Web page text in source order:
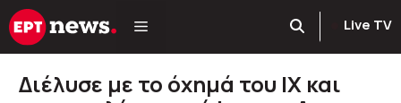
Μετάβαση
σε
Live TV
Διέλυσε με το όχημά του ΙΧ και